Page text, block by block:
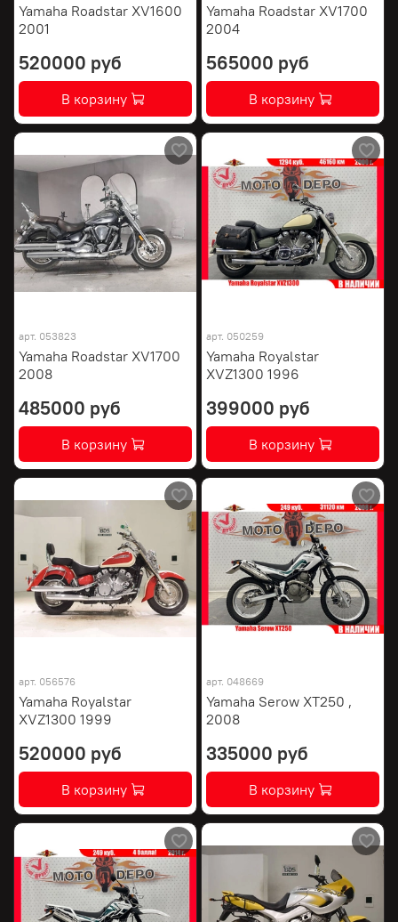
Yamaha Roadstar XV1600
2001
520000 руб
В корзину
Yamaha Roadstar XV1700
2004
565000 руб
В корзину
арт. 053823
Yamaha Roadstar XV1700
2008
485000 руб
В корзину
арт. 050259
Yamaha Royalstar
XVZ1300 1996
399000 руб
В корзину
арт. 056576
Yamaha Royalstar
XVZ1300 1999
520000 руб
В корзину
арт. 048669
Yamaha Serow XT250 ,
2008
335000 руб
В корзину